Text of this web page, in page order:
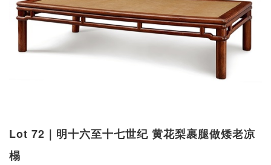
Lot 72｜明十六至十七世纪 黄花梨裹腿做矮老凉
榻